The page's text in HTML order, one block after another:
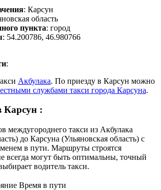
: Карсун
область
пункта: город
: 54.200786, 46.980766
:
Акбулака. По приезду в Карсун можно
службами такси города Карсуна.
Карсун :
междугороднего такси из Акбулака
до Карсуна (Ульяновская область) с
в пути. Маршруты строятся
всегда могут быть оптимальны, точный
водитель такси.
Время в пути